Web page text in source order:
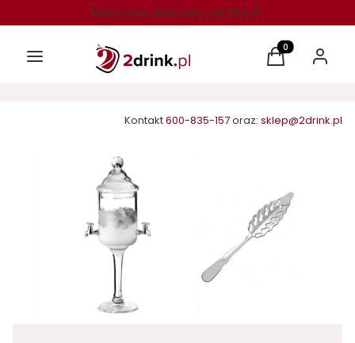
Darmowa dostawa od 250 zł
Menu Produkty w
Koszyk Zaloguj
Kontakt600-835-157oraz: sklep@2drink.pl